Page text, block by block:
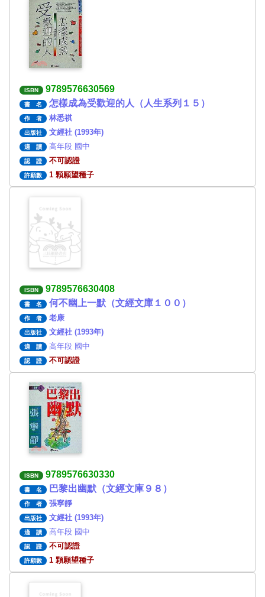
ISBN 9789576630569
書 名 怎樣成為受歡迎的人（人生系列１５）
作 者 林悉祺
出版社 文經社 (1993年)
適 讀 高年段 國中
認 證 不可認證
許願數 1 顆願望種子
ISBN 9789576630408
書 名 何不幽上一默（文經文庫１００）
作 者 老康
出版社 文經社 (1993年)
適 讀 高年段 國中
認 證 不可認證
ISBN 9789576630330
書 名 巴黎出幽默（文經文庫９８）
作 者 張寧靜
出版社 文經社 (1993年)
適 讀 高年段 國中
認 證 不可認證
許願數 1 顆願望種子